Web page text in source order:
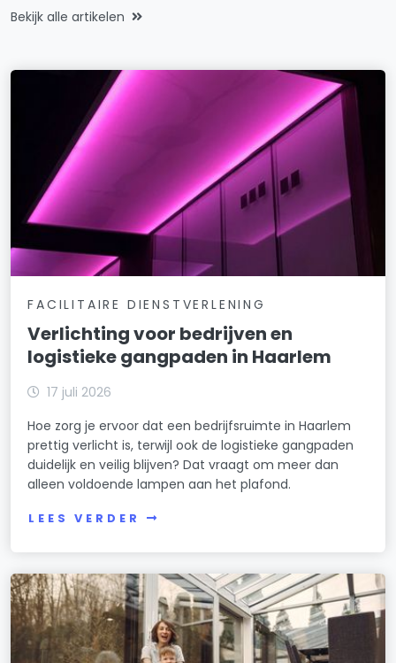
Bekijk alle artikelen
FACILITAIRE DIENSTVERLENING
Verlichting voor bedrijven en
logistieke gangpaden in Haarlem
17 juli 2026
Hoe zorg je ervoor dat een bedrijfsruimte in Haarlem
prettig verlicht is, terwijl ook de logistieke gangpaden
duidelijk en veilig blijven? Dat vraagt om meer dan
alleen voldoende lampen aan het plafond.
LEES VERDER